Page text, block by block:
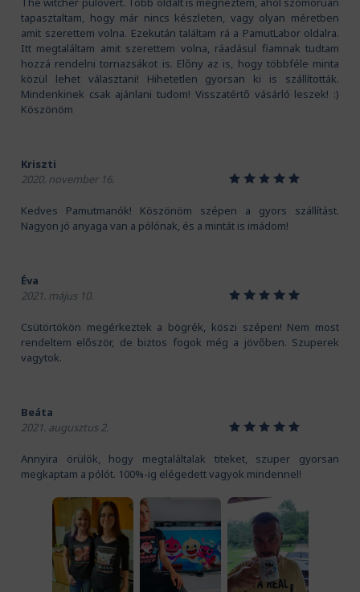
gyorsabban elkészüljenek a
rendeléseddel, és még frissen és
ropogósan, kerüljön hozzád!
tapasztaltam, hogy már nincs készleten, vagy olyan méretben
amit szerettem volna. Ezekután találtam rá a PamutLabor oldalra.
Itt megtaláltam amit szerettem volna, ráadásul fiamnak tudtam
hozzá rendelni tornazsákot is. Előny az is, hogy többféle minta
közül lehet választani! Hihetetlen gyorsan ki is szállították.
Mindenkinek csak ajánlani tudom! Visszatértő vásárló leszek! :)
Köszönöm
Kriszti
2020. november 16.
12345
Kedves Pamutmanók! Köszönöm szépen a gyors szállítást.
Nagyon jó anyaga van a pólónak, és a mintát is imádom!
Éva
2021. május 10.
12345
Csütörtökön megérkeztek a bögrék, köszi szépen! Nem most
rendeltem először, de biztos fogok még a jövőben. Szuperek
vagytok.
Beáta
2021. augusztus 2.
12345
Annyira örülök, hogy megtaláltalak titeket, szuper gyorsan
megkaptam a pólót. 100%-ig elégedett vagyok mindennel!